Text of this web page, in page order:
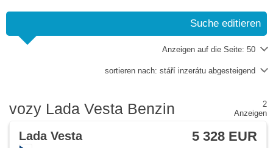
Suche editieren
Anzeigen auf die Seite: 50
sortieren nach: stáří inzerátu abgesteigend
vozy Lada Vesta Benzin
2
Anzeigen
Lada Vesta 5 328 EUR